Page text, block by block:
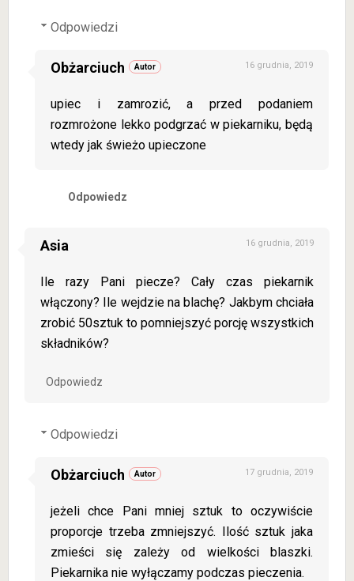
Odpowiedzi
Obżarciuch 16 grudnia, 2019
upiec i zamrozić, a przed podaniem
rozmrożone lekko podgrzać w piekarniku, będą
wtedy jak świeżo upieczone
Odpowiedz
Asia 16 grudnia, 2019
Ile razy Pani piecze? Cały czas piekarnik
włączony? Ile wejdzie na blachę? Jakbym chciała
zrobić 50sztuk to pomniejszyć porcję wszystkich
składników?
Odpowiedz
Odpowiedzi
Obżarciuch 17 grudnia, 2019
jeżeli chce Pani mniej sztuk to oczywiście
proporcje trzeba zmniejszyć. Ilość sztuk jaka
zmieści się zależy od wielkości blaszki.
Piekarnika nie wyłączamy podczas pieczenia.